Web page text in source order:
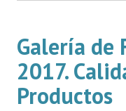
Asociación AIDA
Cincuentenario AIDA
Organigrama
Galería de
2017.
Productos